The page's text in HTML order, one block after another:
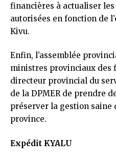
financières à actualiser
autorisées en fonction de
Kivu.
Enfin, l’assemblée
ministres provinciaux des
directeur provincial du
de la DPMER de prendre
préserver la gestion saine
province.
Expédit KYALU